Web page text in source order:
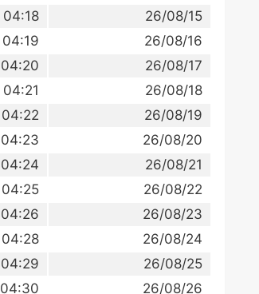
26/08/15
04:18
26/08/16
04:19
26/08/17
04:20
26/08/18
04:21
26/08/19
04:22
26/08/20
04:23
26/08/21
04:24
26/08/22
04:25
26/08/23
04:26
26/08/24
04:28
26/08/25
04:29
26/08/26
04:30